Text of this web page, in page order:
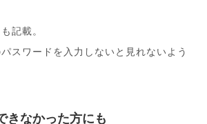
記載。
スワードを入力しないと見れないよう
きなかった方にも